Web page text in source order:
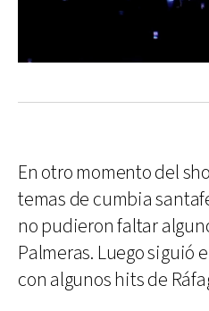
En otro momento del
temas de cumbia
no pudieron faltar
Palmeras. Luego siguió
con algunos hits de